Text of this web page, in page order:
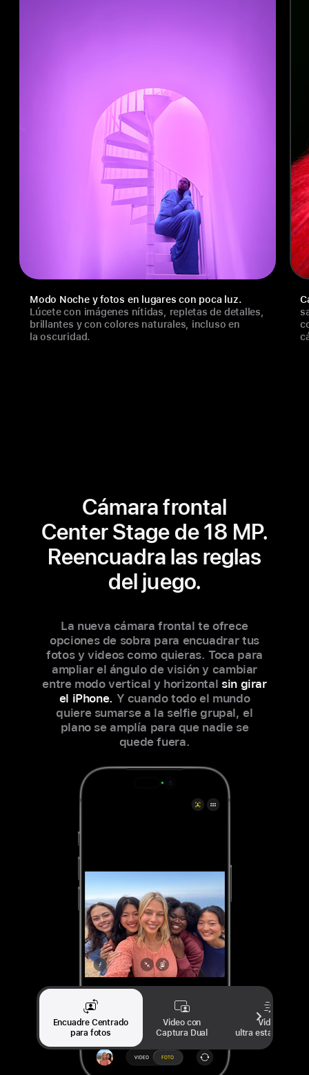
Modo Noche y fotos en lugares con poca luz.
Lúcete con imágenes nítidas, repletas de detalles,
brillantes y con colores naturales, incluso en
la oscuridad.
Cámara frontal
Center Stage de 18 MP.
Reencuadra las reglas
del juego.
La nueva cámara frontal te ofrece
opciones de sobra para encuadrar tus
fotos y videos como quieras. Toca para
ampliar el ángulo de visión y cambiar
entre modo vertical y horizontal sin girar
el iPhone. Y cuando todo el mundo
quiere sumarse a la selfie grupal, el
plano se amplía para que nadie se
quede fuera.
Encuadre Centrado
para fotos
Video con
Captura Dual
Videos
ultra estabilizados